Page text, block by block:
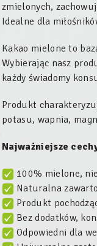
zmielonych,
Idealne dla
Kakao mielone to
Wybierając nasz
każdy świadomy
Produkt
potasu, wapnia,
Najważniejsze
100% mielone,
Naturalna
Produkt
Bez dodatków,
Odpowiedni dla